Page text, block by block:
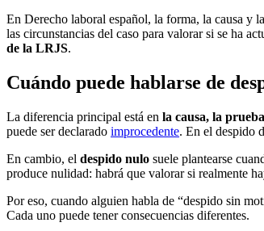
En Derecho laboral español, la forma, la causa y
las circunstancias del caso para valorar si se ha
de la LRJS.
Cuándo puede hablarse de
La diferencia principal está en la causa, la
puede ser declarado improcedente. En el despido
En cambio, el despido nulo suele plantearse
produce nulidad: habrá que valorar si realmente
Por eso, cuando alguien habla de “despido sin
Cada uno puede tener consecuencias diferentes.